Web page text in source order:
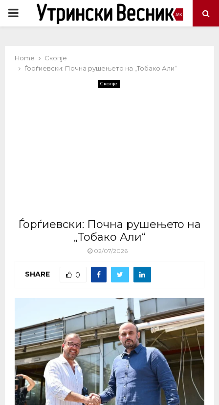
PRIMARY
Home
Скопје
Ѓорѓиевски: Почна рушењето на „Тобако Али“
Скопје
Ѓорѓиевски: Почна рушењето на
„Тобако Али“
02/07/2026
SHARE 0